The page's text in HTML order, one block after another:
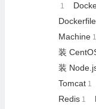
1
Dockerfile
Machine 1
装
装
Tomcat 1
Redis 1